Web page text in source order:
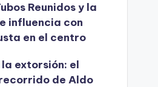
Reunidos y la
influencia con
en el centro
extorsión: el
de Aldo